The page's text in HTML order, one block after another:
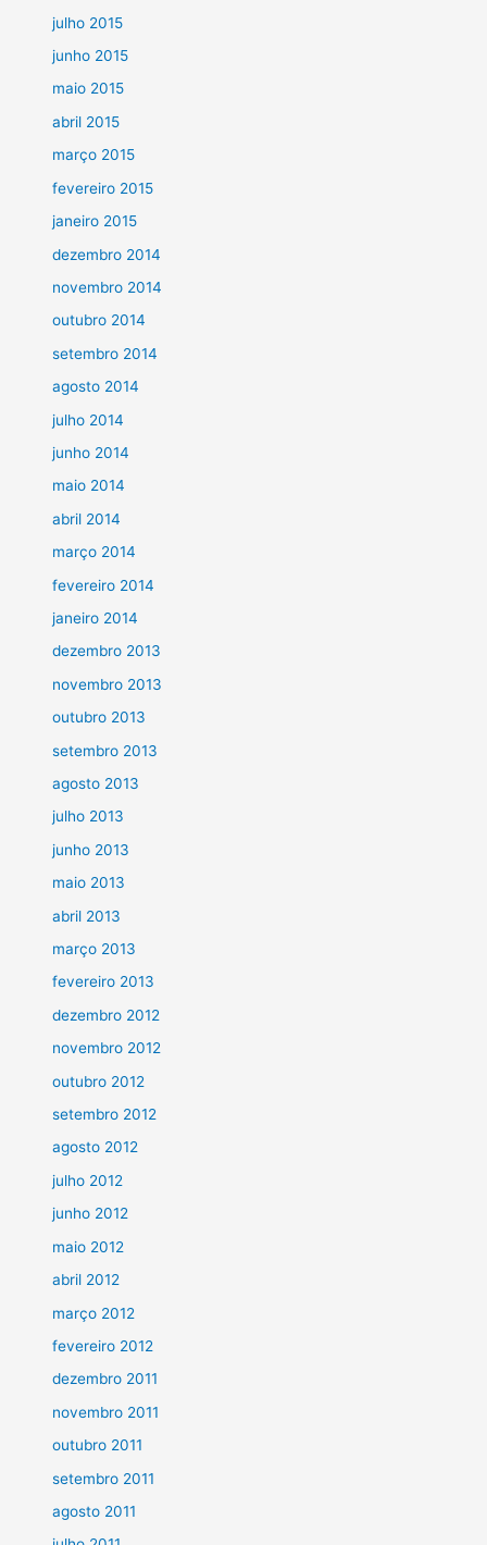
julho 2015
junho 2015
maio 2015
abril 2015
março 2015
fevereiro 2015
janeiro 2015
dezembro 2014
novembro 2014
outubro 2014
setembro 2014
agosto 2014
julho 2014
junho 2014
maio 2014
abril 2014
março 2014
fevereiro 2014
janeiro 2014
dezembro 2013
novembro 2013
outubro 2013
setembro 2013
agosto 2013
julho 2013
junho 2013
maio 2013
abril 2013
março 2013
fevereiro 2013
dezembro 2012
novembro 2012
outubro 2012
setembro 2012
agosto 2012
julho 2012
junho 2012
maio 2012
abril 2012
março 2012
fevereiro 2012
dezembro 2011
novembro 2011
outubro 2011
setembro 2011
agosto 2011